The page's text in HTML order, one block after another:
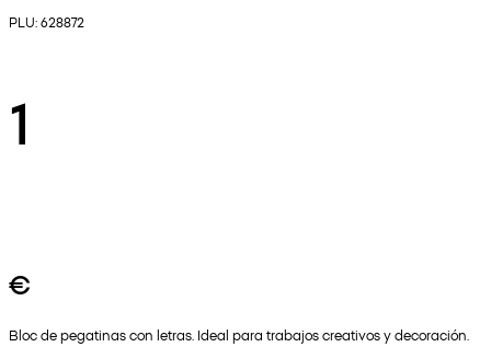
PLU: 628872
1
€
Bloc de pegatinas con letras. Ideal para trabajos creativos y decoración.